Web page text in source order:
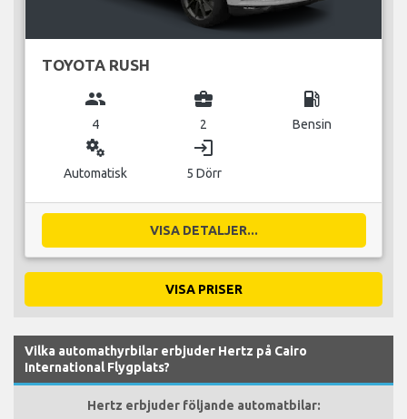
TOYOTA RUSH
group
4
business_center
2
local_gas_station
Bensin
miscellaneous_services
Automatisk
login
5 Dörr
VISA DETALJER...
VISA PRISER
Vilka automathyrbilar erbjuder Hertz på Cairo
International Flygplats?
Hertz erbjuder följande automatbilar: